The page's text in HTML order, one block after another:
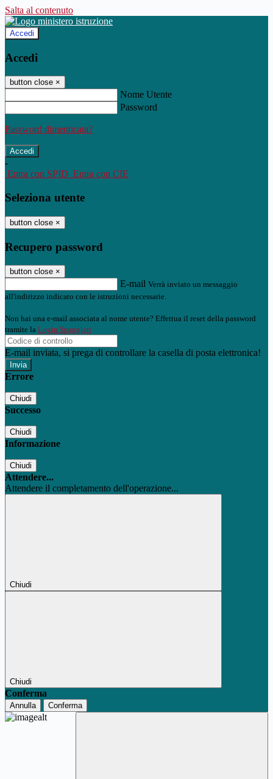
Salta al contenuto
Accedi
Accedi
button close ×
Nome Utente
Password
Password dimenticata?
-
Entra con SPID Entra con CIE
Seleziona utente
button close ×
Recupero password
button close ×
E-mail Verrà inviato un messaggio
all'indirizzo indicato con le istruzioni necessarie.
Non hai una e-mail associata al nome utente? Effettua il reset della password
tramite la Login Spaggiari
E-mail inviata, si prega di controllare la casella di posta elettronica!
Errore
Chiudi
Successo
Chiudi
Informazione
Chiudi
Attendere...
Attendere il completamento dell'operazione...
Chiudi
Chiudi
Conferma
Annulla Conferma